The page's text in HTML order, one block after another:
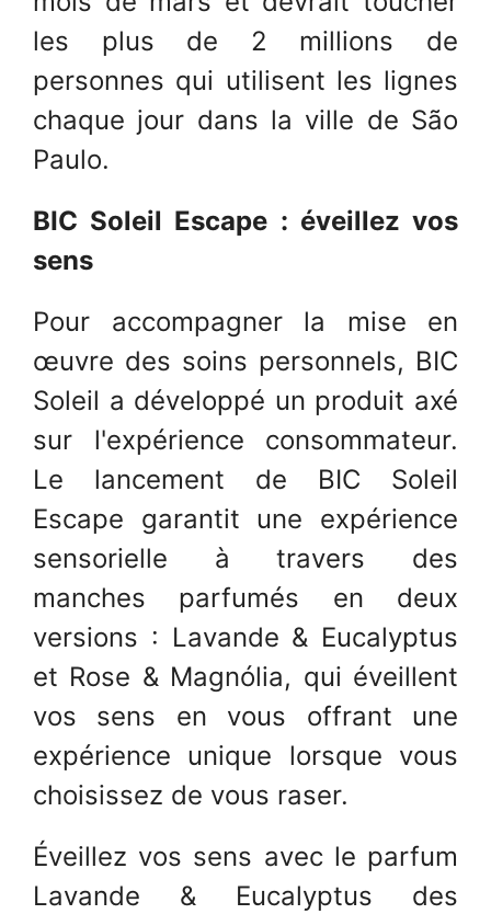
les plus de 2 millions de
personnes qui utilisent les lignes
chaque jour dans la ville de São
Paulo.
BIC Soleil Escape : éveillez vos
sens
Pour accompagner la mise en
œuvre des soins personnels, BIC
Soleil a développé un produit axé
sur l'expérience consommateur.
Le lancement de BIC Soleil
Escape garantit une expérience
sensorielle à travers des
manches parfumés en deux
versions : Lavande & Eucalyptus
et Rose & Magnólia, qui éveillent
vos sens en vous offrant une
expérience unique lorsque vous
choisissez de vous raser.
Éveillez vos sens avec le parfum
Lavande & Eucalyptus des